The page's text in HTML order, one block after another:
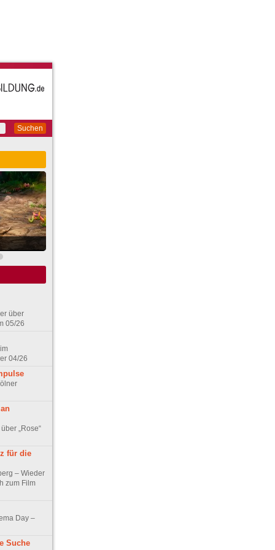
Suchen
über
05/26
04/26
„Rose“
für die
– Wieder
zum Film
Day –
Suche